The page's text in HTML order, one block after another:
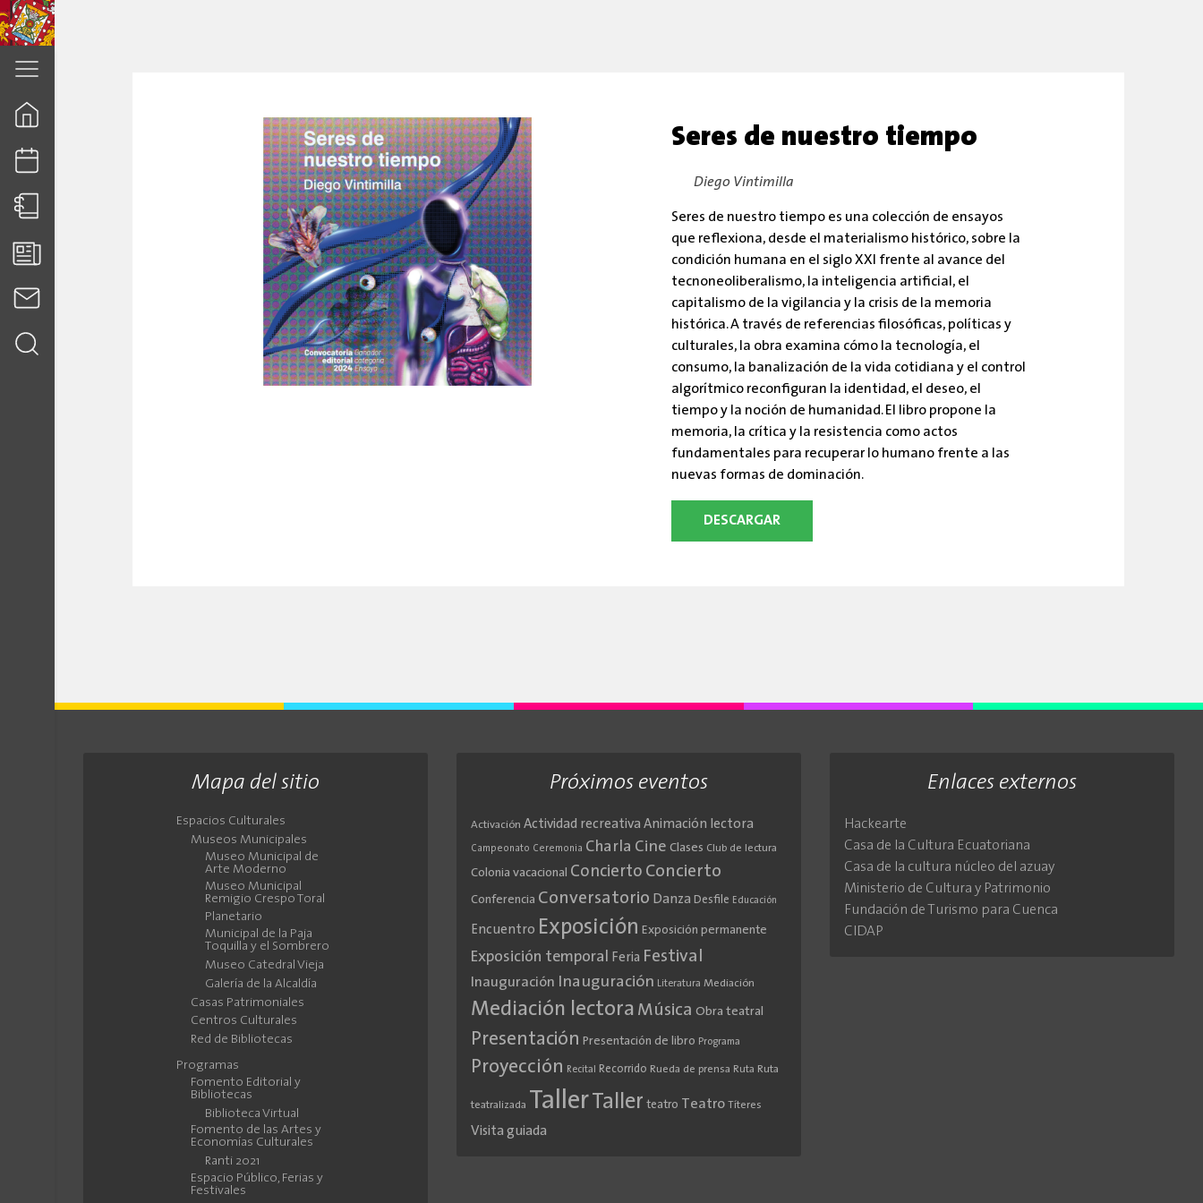
Seres de nuestro tiempo
By:Diego Vintimilla
Seres de nuestro tiempo es una colección de ensayos
que reflexiona, desde el materialismo histórico, sobre la
condición humana en el siglo XXI frente al avance del
tecnoneoliberalismo, la inteligencia artificial, el
capitalismo de la vigilancia y la crisis de la memoria
histórica. A través de referencias filosóficas, políticas y
culturales, la obra examina cómo la tecnología, el
consumo, la banalización de la vida cotidiana y el control
algorítmico reconfiguran la identidad, el deseo, el
tiempo y la noción de humanidad. El libro propone la
memoria, la crítica y la resistencia como actos
fundamentales para recuperar lo humano frente a las
nuevas formas de dominación.
DESCARGAR
Mapa del sitio
Espacios Culturales
Museos Municipales
Museo Municipal de
Arte Moderno
Museo Municipal
Remigio Crespo Toral
Planetario
Municipal de la Paja
Toquilla y el Sombrero
Museo Catedral Vieja
Galería de la Alcaldía
Casas Patrimoniales
Centros Culturales
Red de Bibliotecas
Programas
Fomento Editorial y
Bibliotecas
Biblioteca Virtual
Fomento de las Artes y
Economías Culturales
Ranti 2021
Espacio Público, Ferias y
Festivales
Próximos eventos
Activación Actividad recreativa Animación lectora
Campeonato Ceremonia Charla Cine Clases Club de lectura
Colonia vacacional Concierto Concierto
Conferencia Conversatorio Danza Desfile Educación
Encuentro Exposición Exposición permanente
Exposición temporal Feria Festival
Inauguración Inauguración Literatura Mediación
Mediación lectora Música Obra teatral
Presentación Presentación de libro Programa
Proyección Recital Recorrido Rueda de prensa Ruta Ruta
teatralizada TallerTaller teatro Teatro Títeres
Visita guiada
Enlaces externos
Hackearte
Casa de la Cultura Ecuatoriana
Casa de la cultura núcleo del azuay
Ministerio de Cultura y Patrimonio
Fundación de Turismo para Cuenca
CIDAP